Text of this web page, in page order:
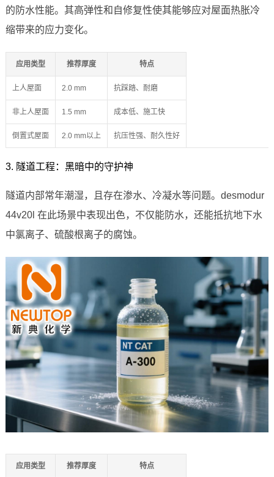
的防水性能。其高弹性和自修复性使其能够应对屋面热胀冷
缩带来的应力变化。
应用类型 推荐厚度 特点
上人屋面 2.0 mm 抗踩踏、耐磨
非上人屋面 1.5 mm 成本低、施工快
倒置式屋面 2.0 mm以上 抗压性强、耐久性好
3. 隧道工程：黑暗中的守护神
隧道内部常年潮湿，且存在渗水、冷凝水等问题。desmodur
44v20l 在此场景中表现出色，不仅能防水，还能抵抗地下水
中氯离子、硫酸根离子的腐蚀。
应用类型 推荐厚度 特点